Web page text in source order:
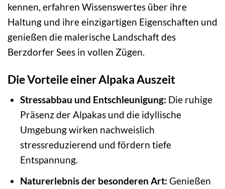
kennen, erfahren Wissenswertes über ihre
Haltung und ihre einzigartigen Eigenschaften und
genießen die malerische Landschaft des
Berzdorfer Sees in vollen Zügen.
Die Vorteile einer Alpaka Auszeit
Stressabbau und Entschleunigung: Die ruhige
Präsenz der Alpakas und die idyllische
Umgebung wirken nachweislich
stressreduzierend und fördern tiefe
Entspannung.
Naturerlebnis der besonderen Art: Genießen